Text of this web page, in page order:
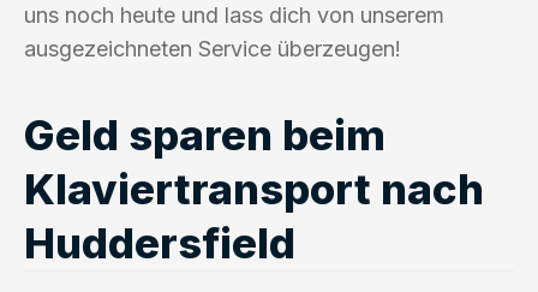
uns noch heute und lass dich von unserem
ausgezeichneten Service überzeugen!
Geld sparen beim
Klaviertransport nach
Huddersfield